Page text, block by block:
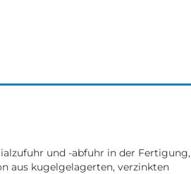
und -abfuhr in der Fertigung,
aus kugelgelagerten, verzinkten